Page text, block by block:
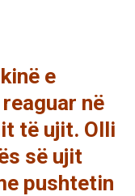
e
në
të ujit. Olli
së ujit
pushtetin